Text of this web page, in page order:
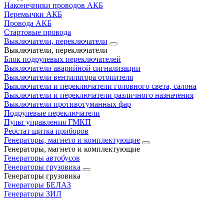
Наконечники проводов АКБ
Перемычки АКБ
Провода АКБ
Стартовые провода
Выключатели, переключатели
Выключатели, переключатели
Блок подрулевых переключателей
Выключатели аварийной сигнализации
Выключатели вентилятора отопителя
Выключатели и переключатели головного света, салона
Выключатели и переключатели различного назначения
Выключатели противотуманных фар
Подрулевые переключатели
Пульт управления ГМКП
Реостат щитка приборов
Генераторы, магнето и комплектующие
Генераторы, магнето и комплектующие
Генераторы автобусов
Генераторы грузовика
Генераторы грузовика
Генераторы БЕЛАЗ
Генераторы ЗИЛ